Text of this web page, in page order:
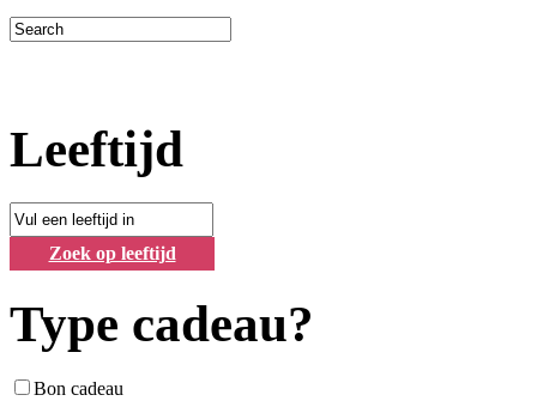
Leeftijd
Zoek op leeftijd
Type cadeau?
Bon cadeau